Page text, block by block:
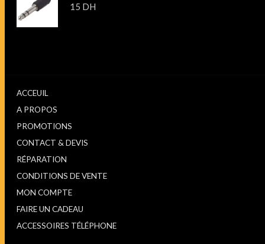
15 DH
ACCEUIL
A PROPOS
PROMOTIONS
CONTACT & DEVIS
RÉPARATION
CONDITIONS DE VENTE
MON COMPTE
FAIRE UN CADEAU
ACCESSOIRES TÉLÉPHONE